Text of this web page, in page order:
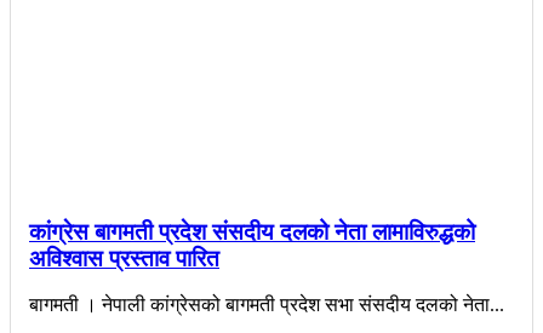
कांग्रेस बागमती प्रदेश संसदीय दलको नेता लामाविरुद्धको
अविश्वास प्रस्ताव पारित
बागमती । नेपाली कांग्रेसको बागमती प्रदेश सभा संसदीय दलको नेता...